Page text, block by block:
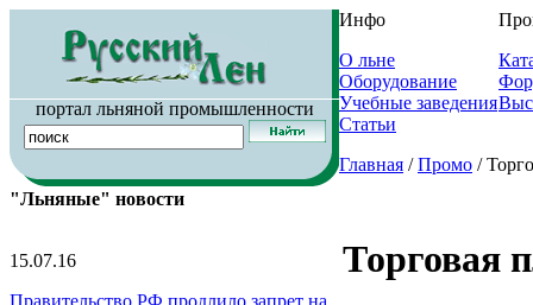
портал льняной промышленности
Инфо
О льне
Оборудование
Учебные заведения
Статьи
Главная /Промо /
"Льняные" новости
15.07.16
Правительство РФ продлило запрет на
Торговая